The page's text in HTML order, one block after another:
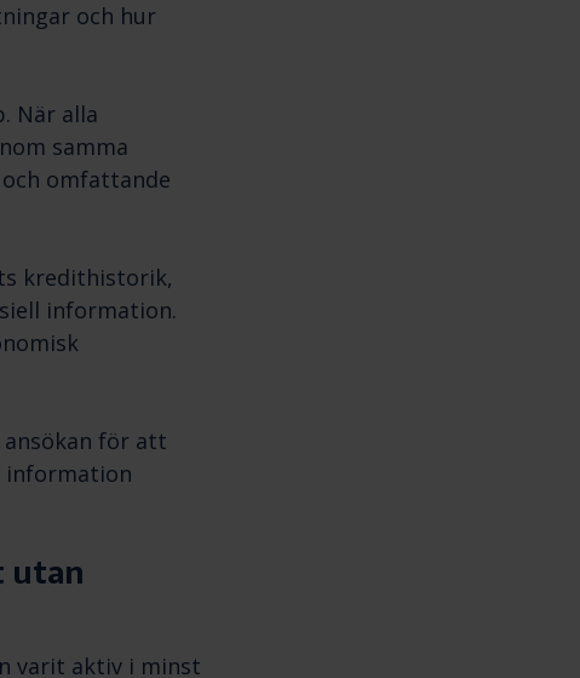
och hur
När alla
samma
omfattande
kredithistorik,
information.
för att
information
utan
varit aktiv i minst